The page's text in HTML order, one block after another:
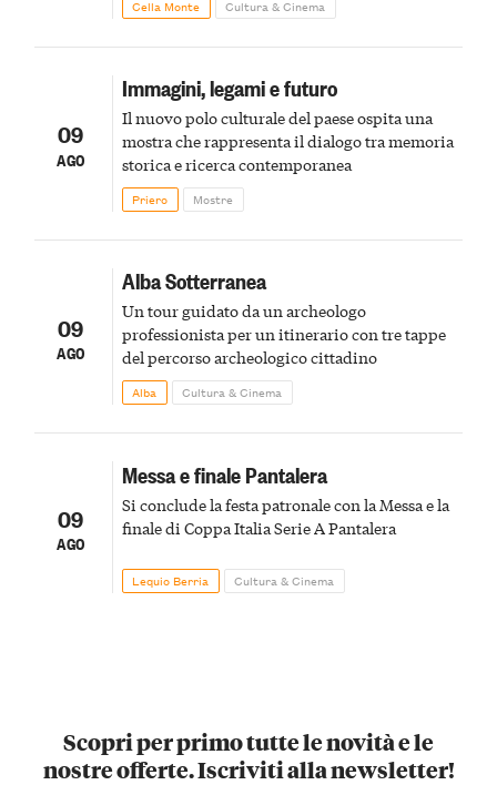
Cella Monte Cultura & Cinema
09
AGO
Immagini, legami e futuro
Il nuovo polo culturale del paese ospita una
mostra che rappresenta il dialogo tra memoria
storica e ricerca contemporanea
Priero Mostre
09
AGO
Alba Sotterranea
Un tour guidato da un archeologo
professionista per un itinerario con tre tappe
del percorso archeologico cittadino
Alba Cultura & Cinema
09
AGO
Messa e finale Pantalera
Si conclude la festa patronale con la Messa e la
finale di Coppa Italia Serie A Pantalera
Lequio Berria Cultura & Cinema
Scopri per primo tutte le novità e le
nostre offerte. Iscriviti alla newsletter!